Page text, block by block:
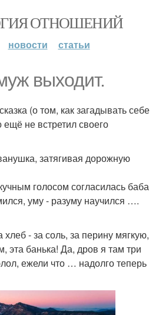
ОТНОШЕНИЙ
новости статьи
выходит.
(о том, как загадывать себе
ещё не встретил своего
затягивая дорожную
голосом согласилась баба
уму - разуму научился ….
- за соль, за перину мягкую,
эта банька! Да, дров я там три
ежели что … надолго теперь